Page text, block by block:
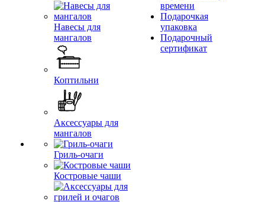
Навесы для
мангалов
Коптильни
Аксессуары для
мангалов
Гриль-очаги
Костровые чаши
времени
Подарочкая
упаковка
Подарочный
сертификат